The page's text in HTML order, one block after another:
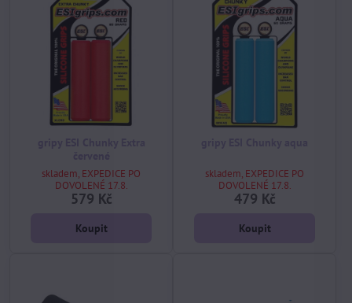
skladem, EXPEDICE PO
DOVOLENÉ 17.8.
579 Kč
Koupit
skladem, EXPEDICE PO
DOVOLENÉ 17.8.
479 Kč
Koupit